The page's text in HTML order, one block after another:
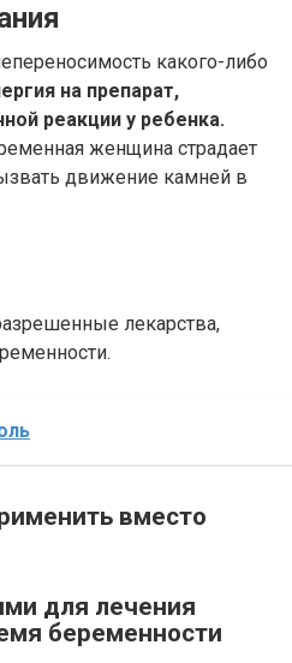
какого-либо
на препарат,
реакции у ребенка.
женщина страдает
движение камней в
лекарства,
вместо
для лечения
беременности